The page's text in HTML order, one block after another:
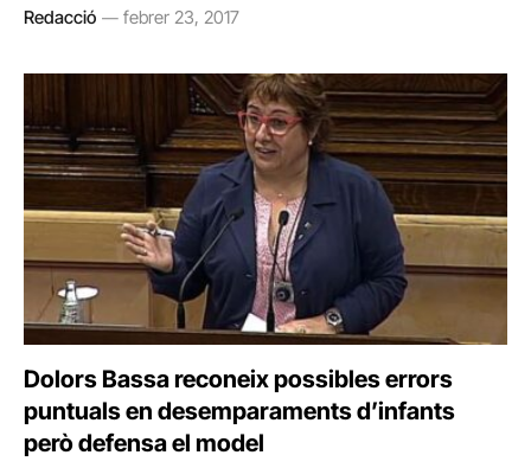
Redacció febrer 23, 2017
Dolors Bassa reconeix possibles errors
puntuals en desemparaments d’infants
però defensa el model